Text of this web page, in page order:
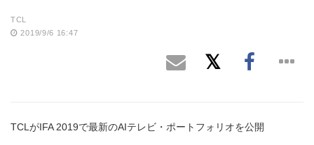
TCL
2019/9/6 16:47
TCLがIFA 2019で最新のAIテレビ・ポートフォリオを公開